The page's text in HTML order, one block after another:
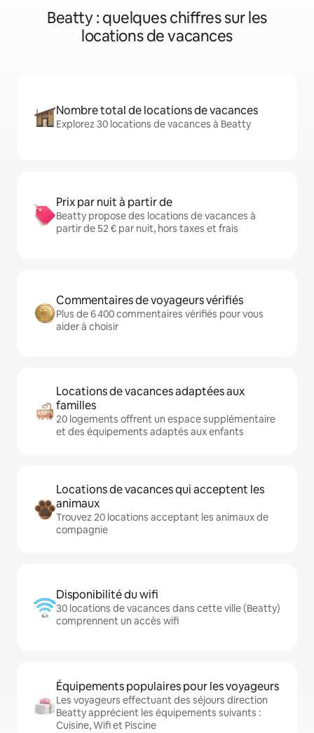
Beatty : quelques chiffres sur les
locations de vacances
Nombre total de locations de vacances
Explorez 30 locations de vacances à Beatty
Prix par nuit à partir de
Beatty propose des locations de vacances à
partir de 52 € par nuit, hors taxes et frais
Commentaires de voyageurs vérifiés
Plus de 6 400 commentaires vérifiés pour vous
aider à choisir
Locations de vacances adaptées aux
familles
20 logements offrent un espace supplémentaire
et des équipements adaptés aux enfants
Locations de vacances qui acceptent les
animaux
Trouvez 20 locations acceptant les animaux de
compagnie
Disponibilité du wifi
30 locations de vacances dans cette ville (Beatty)
comprennent un accès wifi
Équipements populaires pour les voyageurs
Les voyageurs effectuant des séjours direction
Beatty apprécient les équipements suivants :
Cuisine, Wifi et Piscine